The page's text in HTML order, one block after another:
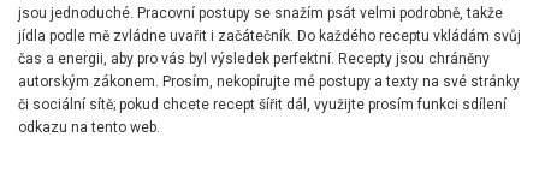
jsou jednoduché. Pracovní postupy se snažím psát velmi podrobně, takže
jídla podle mě zvládne uvařit i začátečník. Do každého receptu vkládám svůj
čas a energii, aby pro vás byl výsledek perfektní. Recepty jsou chráněny
autorským zákonem. Prosím, nekopírujte mé postupy a texty na své stránky
či sociální sítě; pokud chcete recept šířit dál, využijte prosím funkci sdílení
odkazu na tento web.